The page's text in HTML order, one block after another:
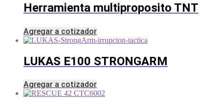
Herramienta multiproposito TNT
Agregar a cotizador
LUKAS E100 STRONGARM
Agregar a cotizador